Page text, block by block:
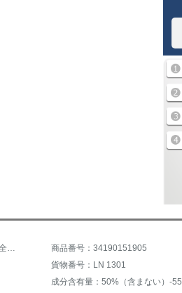
商品名称：ラクダ毛は布団冬に全綿冬に厚い保温3 kg 8斤10斤のシンガーダブル秋冬に芯冬にラクダ毛がLN砂州-新型ラクダ毛は200 cm*230 cm（10斤） 商品番号：34190151905
貨物番号：LN 1301